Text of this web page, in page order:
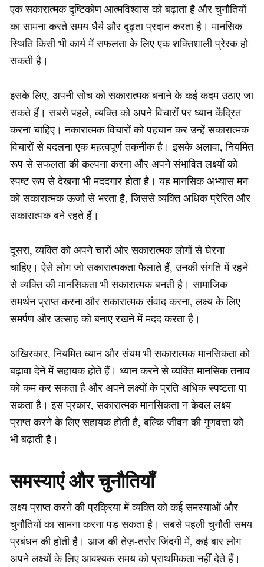
एक सकारात्मक दृष्टिकोण आत्मविश्वास को बढ़ाता है और चुनौतियों
का सामना करते समय धैर्य और दृढ़ता प्रदान करता है। मानसिक
स्थिति किसी भी कार्य में सफलता के लिए एक शक्तिशाली प्रेरक हो
सकती है।
इसके लिए, अपनी सोच को सकारात्मक बनाने के कई कदम उठाए जा
सकते हैं। सबसे पहले, व्यक्ति को अपने विचारों पर ध्यान केंद्रित
करना चाहिए। नकारात्मक विचारों को पहचान कर उन्हें सकारात्मक
विचारों से बदलना एक महत्वपूर्ण तकनीक है। इसके अलावा, नियमित
रूप से सफलता की कल्पना करना और अपने संभावित लक्ष्यों को
स्पष्ट रूप से देखना भी मददगार होता है। यह मानसिक अभ्यास मन
को सकारात्मक ऊर्जा से भरता है, जिससे व्यक्ति अधिक प्रेरित और
सकारात्मक बने रहते हैं।
दूसरा, व्यक्ति को अपने चारों ओर सकारात्मक लोगों से घेरना
चाहिए। ऐसे लोग जो सकारात्मकता फैलाते हैं, उनकी संगति में रहने
से व्यक्ति की मानसिकता भी सकारात्मक बनती है। सामाजिक
समर्थन प्राप्त करना और सकारात्मक संवाद करना, लक्ष्य के लिए
समर्पण और उत्साह को बनाए रखने में मदद करता है।
अखिरकार, नियमित ध्यान और संयम भी सकारात्मक मानसिकता को
बढ़ावा देने में सहायक होते हैं। ध्यान करने से व्यक्ति मानसिक तनाव
को कम कर सकता है और अपने लक्ष्यों के प्रति अधिक स्पष्टता पा
सकता है। इस प्रकार, सकारात्मक मानसिकता न केवल लक्ष्य
प्राप्त करने के लिए सहायक होती है, बल्कि जीवन की गुणवत्ता को
भी बढ़ाती है।
समस्याएं और चुनौतियाँ
लक्ष्य प्राप्त करने की प्रक्रिया में व्यक्ति को कई समस्याओं और
चुनौतियों का सामना करना पड़ सकता है। सबसे पहली चुनौती समय
प्रबंधन की होती है। आज की तेज़-तर्रार जिंदगी में, कई बार लोग
अपने लक्ष्यों के लिए आवश्यक समय को प्राथमिकता नहीं देते हैं।